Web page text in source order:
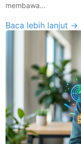
membawa...
Baca lebih lanjut →